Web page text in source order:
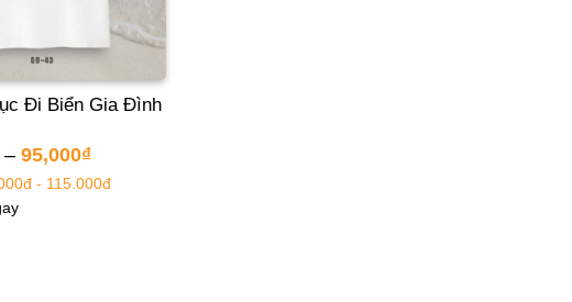
Đi Biển Gia Đình
95,000₫
- 115.000đ